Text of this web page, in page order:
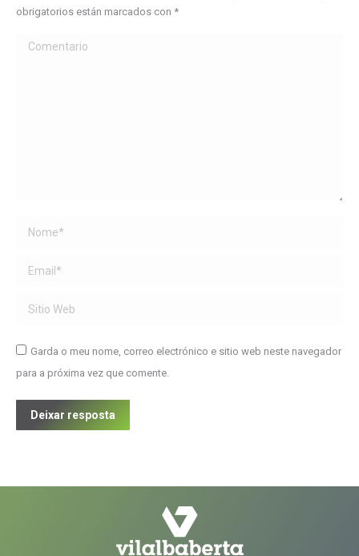
obrigatorios están marcados con *
Comentario
Name *
Email *
Sitio Web
Garda o meu nome, correo electrónico e sitio web neste navegador
para a próxima vez que comente.
Deixar resposta